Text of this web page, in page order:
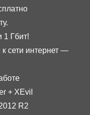
1 Гбит!
сети интернет —
+ XEvil
R2